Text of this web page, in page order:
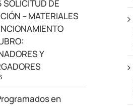
DE
– MATERIALES
Y
en